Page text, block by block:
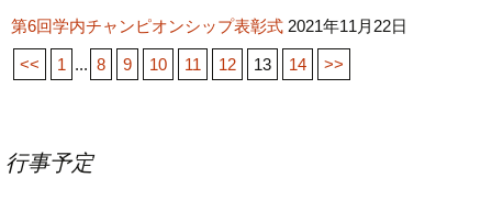
ー
シ
第6回学内チャンピオンシップ表彰式 2021年11月22日
<< 1 ... 8 9 10 11 12 13 14 >>
行事予定